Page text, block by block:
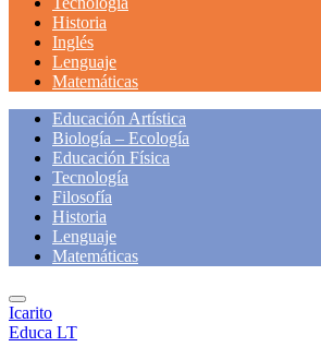
Historia
Inglés
Lenguaje
Matemáticas
Educación Artística
Biología – Ecología
Educación Física
Tecnología
Filosofía
Historia
Lenguaje
Matemáticas
Icarito
Educa LT